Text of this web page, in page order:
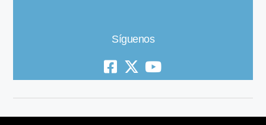
Síguenos